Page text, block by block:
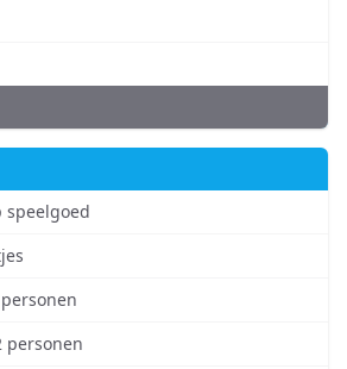
speelgoed
personen